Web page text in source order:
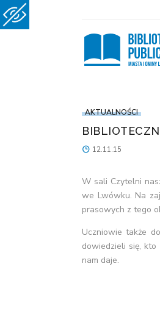
AKTUALNOŚCI
12.11.15
W sali Czytelni
we Lwówku. Na
prasowych z tego
Uczniowie także
dowiedzieli się, kto
nam daje.